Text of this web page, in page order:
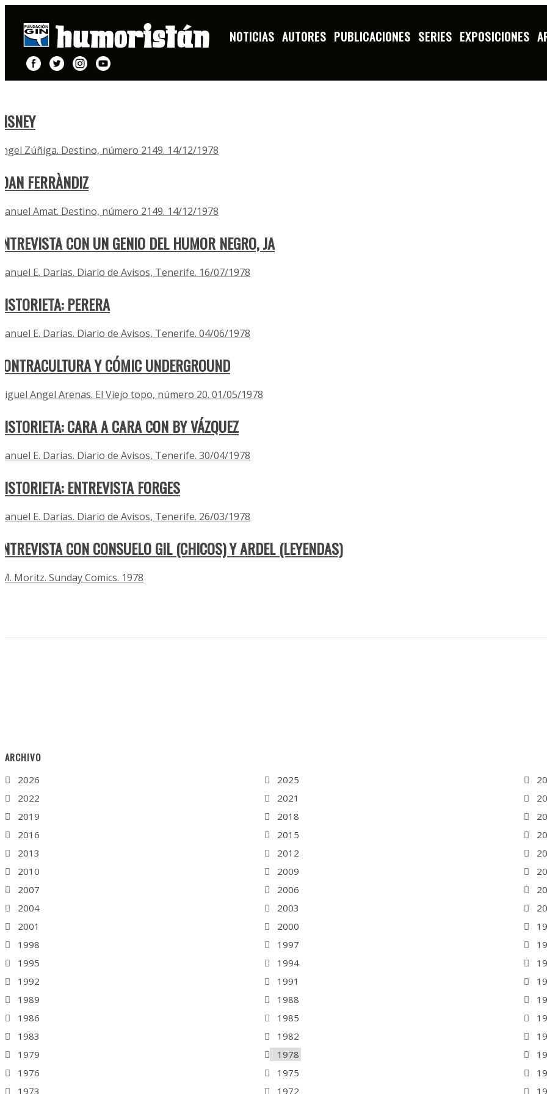
NOTICIAS AUTORES PUBLICACIONES SERIES EXPOSICIONES
Zúñiga. Destino, número 2149. 14/12/1978
FERRÀNDIZ
Amat. Destino, número 2149. 14/12/1978
CON UN GENIO DEL HUMOR NEGRO, JA
E. Darias. Diario de Avisos, Tenerife. 16/07/1978
PERERA
E. Darias. Diario de Avisos, Tenerife. 04/06/1978
Y CÓMIC UNDERGROUND
Angel Arenas. El Viejo topo, número 20. 01/05/1978
CARA A CARA CON BY VÁZQUEZ
E. Darias. Diario de Avisos, Tenerife. 30/04/1978
ENTREVISTA FORGES
E. Darias. Diario de Avisos, Tenerife. 26/03/1978
CON CONSUELO GIL (CHICOS) Y ARDEL (LEYENDAS)
Moritz. Sunday Comics. 1978
ARCHIVO
2026 2025
2022
2021
2019
2018
2016
2015
2013
2012
2010
2009
2007
2006
2004
2003
2001
2000
1998
1997
1995
1994
1992
1991
1989
1988
1986
1985
1983
1982
1979
1978
1976
1975
1973
1972